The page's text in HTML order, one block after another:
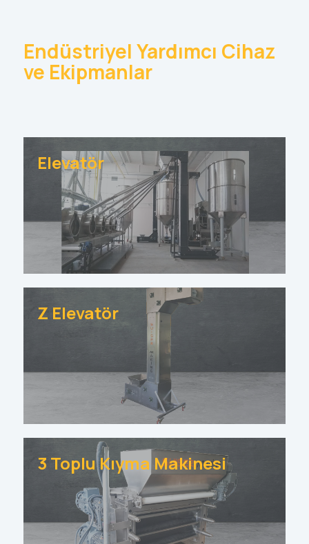
Endüstriyel Yardımcı Cihaz
ve Ekipmanlar
Elevatör
Z Elevatör
3 Toplu Kıyma Makinesi